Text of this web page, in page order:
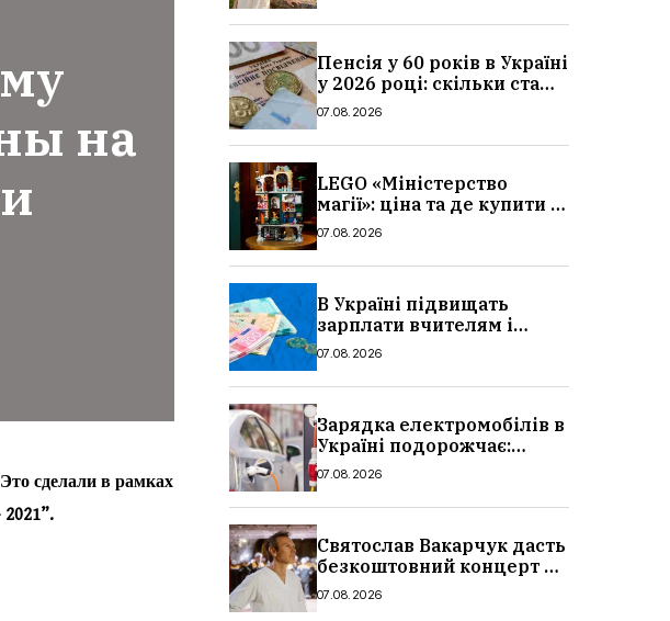
на
сделали в рамках
Пенсія у 60 років в Україні
у 2026 році: скільки стажу
потрібно, умови, кому
07.08.2026
LEGO «Міністерство
магії»: ціна та де купити в
Україні
07.08.2026
В Україні підвищать
зарплати вчителям і
стипендії студентам з 1
суми, розмір
07.08.2026
Зарядка електромобілів в
Україні подорожчає:
причина і нові ціни з
07.08.2026
Святослав Вакарчук дасть
безкоштовний концерт у
Львові: дата і місце
07.08.2026